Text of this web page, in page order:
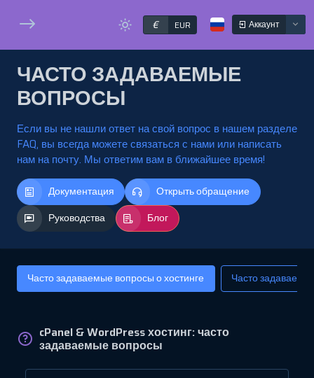
€ EUR Аккаунт
ЧАСТО ЗАДАВАЕМЫЕ
ВОПРОСЫ
Если вы не нашли ответ на свой вопрос в нашем разделе
FAQ, вы всегда можете связаться с нами или написать
нам на почту. Мы ответим вам в ближайшее время!
Документация
Открыть обращение
Руководства
Блог
Часто задаваемые вопросы о хостинге Часто
cPanel & WordPress хостинг: часто
задаваемые вопросы